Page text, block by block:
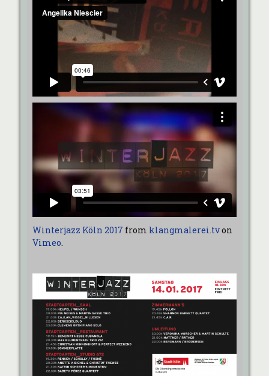
Winterjazz Köln 2017 from klangmalerei.tvon
Vimeo.